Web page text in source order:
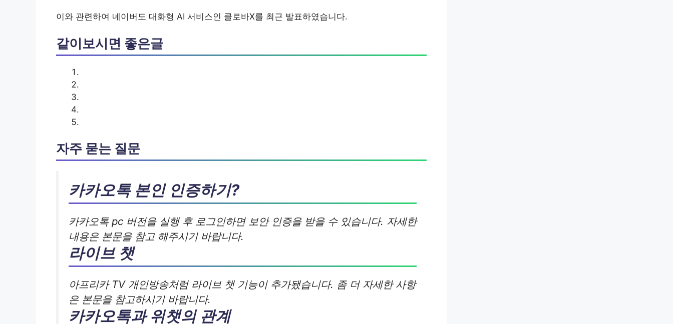
이와 관련하여 네이버도 대화형 AI 서비스인 클로바X를 최근 발표하였습니다.
같이보시면 좋은글
자주 묻는 질문
카카오톡 본인 인증하기?
카카오톡 pc 버전을 실행 후 로그인하면 보안 인증을 받을 수 있습니다. 자세한
내용은 본문을 참고 해주시기 바랍니다.
라이브 챗
아프리카 TV 개인방송처럼 라이브 챗 기능이 추가됐습니다. 좀 더 자세한 사항
은 본문을 참고하시기 바랍니다.
카카오톡과 위챗의 관계